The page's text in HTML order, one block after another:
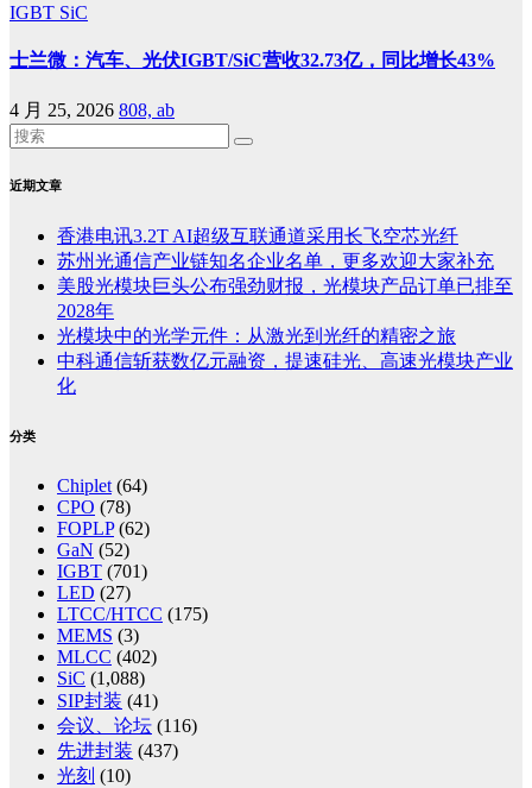
IGBT SiC
士兰微：汽车、光伏IGBT/SiC营收32.73亿，同比增长43%
4 月 25, 2026 808, ab
近期文章
香港电讯3.2T AI超级互联通道采用长飞空芯光纤
苏州光通信产业链知名企业名单，更多欢迎大家补充
美股光模块巨头公布强劲财报，光模块产品订单已排至
2028年
光模块中的光学元件：从激光到光纤的精密之旅
中科通信斩获数亿元融资，提速硅光、高速光模块产业
化
分类
Chiplet (64)
CPO (78)
FOPLP(62)
GaN (52)
IGBT (701)
LED (27)
LTCC/HTCC (175)
MEMS (3)
MLCC (402)
SiC (1,088)
SIP封装 (41)
会议、论坛 (116)
先进封装 (437)
光刻 (10)